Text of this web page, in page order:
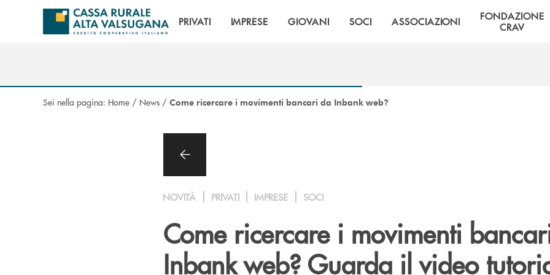
Salta al contenuto principale
PRIVATI IMPRESE GIOVANI SOCI ASSOCIAZIONI
FONDAZIONE
CRAV
Sei nella pagina: Home / News / Come ricercare i movimenti bancari da Inbank web?
NOVITÀ PRIVATI IMPRESE SOCI
Come ricercare i movimenti
Inbank web? Guarda il video